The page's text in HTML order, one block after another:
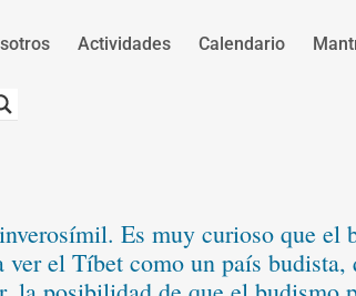
Actividades Calendario
Es muy curioso que el
el Tíbet como un país